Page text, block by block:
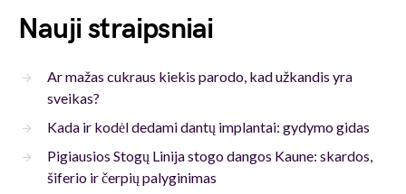
Nauji straipsniai
Ar mažas cukraus kiekis parodo, kad užkandis yra
sveikas?
Kada ir kodėl dedami dantų implantai: gydymo gidas
Pigiausios Stogų Linija stogo dangos Kaune: skardos,
šiferio ir čerpių palyginimas